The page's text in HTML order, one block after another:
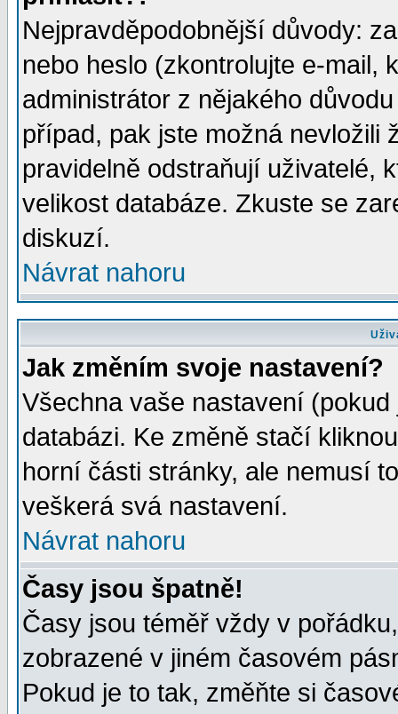
Nejpravděpodobnější důvody:
nebo heslo (zkontrolujte e-mail,
administrátor z nějakého
případ, pak jste možná nevložili
pravidelně odstraňují uživatelé,
velikost databáze. Zkuste se
diskuzí.
Návrat nahoru
Jak změním svoje nastavení?
Všechna vaše nastavení
databázi. Ke změně stačí
horní části stránky, ale nemusí
veškerá svá nastavení.
Návrat nahoru
Časy jsou špatně!
Časy jsou téměř vždy v
zobrazené v jiném časovém
Pokud je to tak, změňte si